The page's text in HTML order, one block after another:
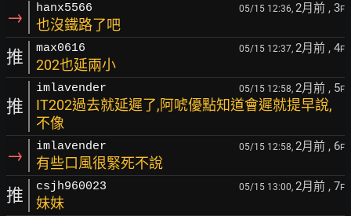
→ hanx5566 05/15 12:36, 2月前 , 3F
也沒鐵路了吧
推 max0616 05/15 12:37, 2月前 , 4F
202也延兩小
推
imlavender 05/15 12:58, 2月前 , 5F
IT202過去就延遲了,阿唬優點知道會遲就提早說,
不像
→ imlavender 05/15 12:58, 2月前 , 6F
有些口風很緊死不說
推 csjh960023 05/15 13:00, 2月前 , 7F
妹妹